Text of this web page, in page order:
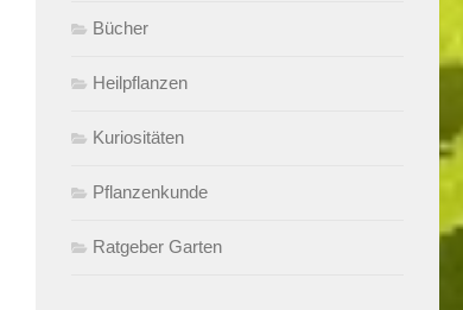
Bücher
Heilpflanzen
Kuriositäten
Pflanzenkunde
Ratgeber Garten